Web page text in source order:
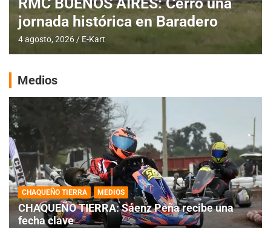
RMC BUENOS AIRES: Cerró una
jornada histórica en Baradero
4 agosto, 2026 E-Kart
Medios
CHAQUEÑO TIERRA MEDIOS
CHAQUEÑO TIERRA: Sáenz Peña recibe una
fecha clave